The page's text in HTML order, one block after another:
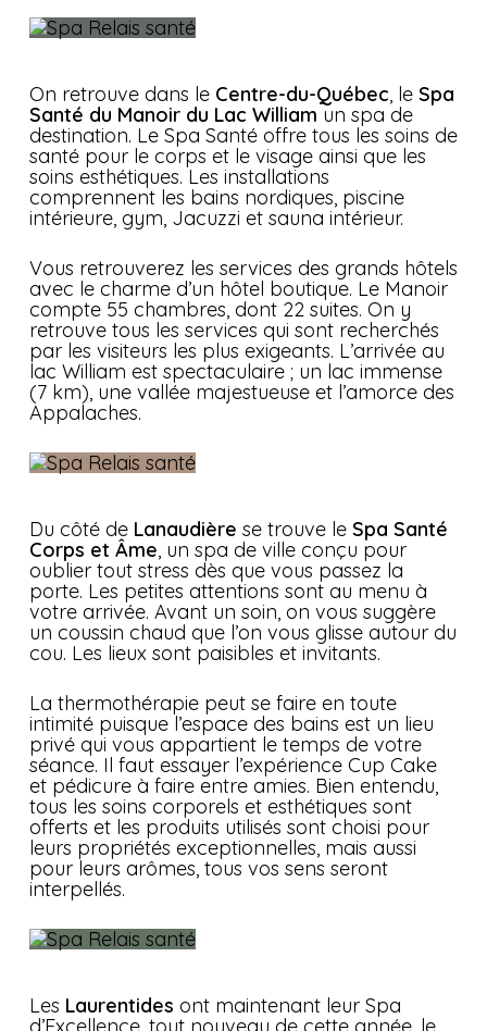
On retrouve dans le Centre-du-Québec, le Spa
Santé du Manoir du Lac William un spa de
destination. Le Spa Santé offre tous les soins de
santé pour le corps et le visage ainsi que les
soins esthétiques. Les installations
comprennent les bains nordiques, piscine
intérieure, gym, Jacuzzi et sauna intérieur.
Vous retrouverez les services des grands hôtels
avec le charme d’un hôtel boutique. Le Manoir
compte 55 chambres, dont 22 suites. On y
retrouve tous les services qui sont recherchés
par les visiteurs les plus exigeants. L’arrivée au
lac William est spectaculaire ; un lac immense
(7 km), une vallée majestueuse et l’amorce des
Appalaches.
Du côté de Lanaudière se trouve le Spa Santé
Corps et Âme, un spa de ville conçu pour
oublier tout stress dès que vous passez la
porte. Les petites attentions sont au menu à
votre arrivée. Avant un soin, on vous suggère
un coussin chaud que l’on vous glisse autour du
cou. Les lieux sont paisibles et invitants.
La thermothérapie peut se faire en toute
intimité puisque l’espace des bains est un lieu
privé qui vous appartient le temps de votre
séance. Il faut essayer l’expérience Cup Cake
et pédicure à faire entre amies. Bien entendu,
tous les soins corporels et esthétiques sont
offerts et les produits utilisés sont choisi pour
leurs propriétés exceptionnelles, mais aussi
pour leurs arômes, tous vos sens seront
interpellés.
Les Laurentides ont maintenant leur Spa